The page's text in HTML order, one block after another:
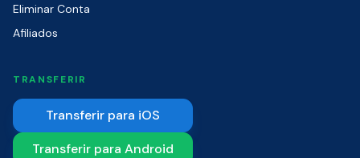
Eliminar Conta
Afiliados
TRANSFERIR
Transferir para iOS
Transferir para Android